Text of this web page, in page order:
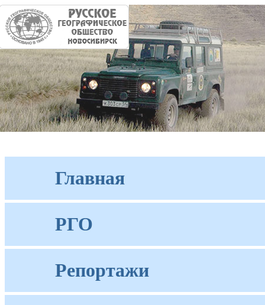
Главная
РГО
Репортажи